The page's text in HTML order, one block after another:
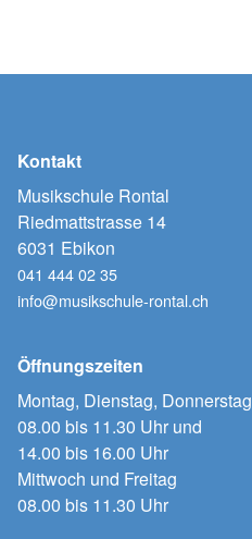
Kontakt
Musikschule Rontal
Riedmattstrasse 14
6031 Ebikon
041 444 02 35
info@musikschule-rontal.ch
Öffnungszeiten
Montag, Dienstag, Donnerstag
08.00 bis 11.30 Uhr und
14.00 bis 16.00 Uhr
Mittwoch und Freitag
08.00 bis 11.30 Uhr